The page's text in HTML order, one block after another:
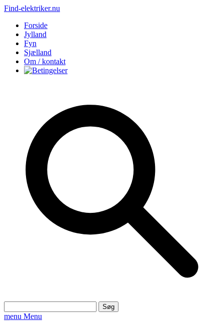
Find-elektriker.nu
Forside
Jylland
Fyn
Sjælland
Om / kontakt
efter:
menu Menu